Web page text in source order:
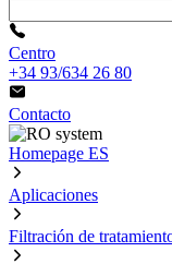
Centro
+34 93/634 26 80
Contacto
Homepage ES
Aplicaciones
Filtración de